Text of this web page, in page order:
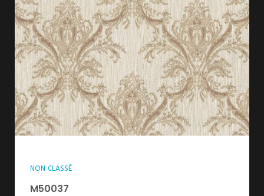
NON CLASSÉ
M50037